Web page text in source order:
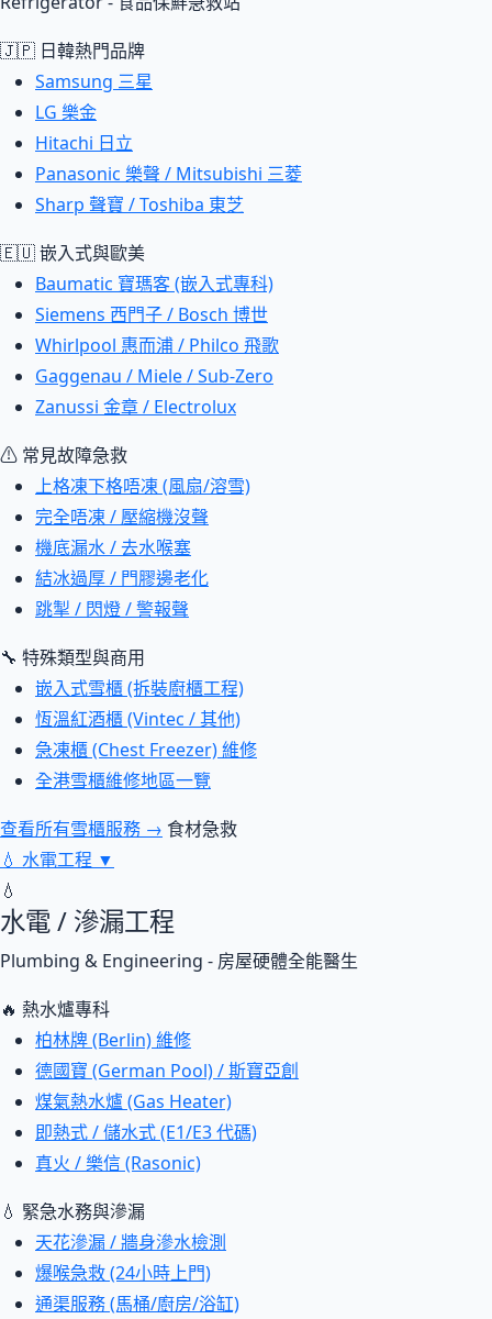
🇯🇵 日韓熱門品牌
Samsung 三星
LG 樂金
Hitachi 日立
Panasonic 樂聲 / Mitsubishi 三菱
Sharp 聲寶 / Toshiba 東芝
🇪🇺 嵌入式與歐美
Baumatic 寶瑪客 (嵌入式專科)
Siemens 西門子 / Bosch 博世
Whirlpool 惠而浦 / Philco 飛歌
Gaggenau / Miele / Sub-Zero
Zanussi 金章 / Electrolux
⚠ 常見故障急救
上格凍下格唔凍 (風扇/溶雪)
完全唔凍 / 壓縮機沒聲
機底漏水 / 去水喉塞
結冰過厚 / 門膠邊老化
跳掣 / 閃燈 / 警報聲
🔧 特殊類型與商用
嵌入式雪櫃 (拆裝廚櫃工程)
恆溫紅酒櫃 (Vintec / 其他)
急凍櫃 (Chest Freezer) 維修
全港雪櫃維修地區一覽
查看所有雪櫃服務 → 食材急救
💧 水電工程 ▼
💧
水電 / 滲漏工程
Plumbing & Engineering - 房屋硬體全能醫生
🔥 熱水爐專科
柏林牌 (Berlin) 維修
德國寶 (German Pool) / 斯寶亞創
煤氣熱水爐 (Gas Heater)
即熱式 / 儲水式 (E1/E3 代碼)
真火 / 樂信 (Rasonic)
💧 緊急水務與滲漏
天花滲漏 / 牆身滲水檢測
爆喉急救 (24小時上門)
通渠服務 (馬桶/廚房/浴缸)